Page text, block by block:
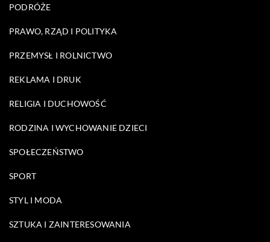
PODRÓŻE
PRAWO, RZĄD I POLITYKA
PRZEMYSŁ I ROLNICTWO
REKLAMA I DRUK
RELIGIA I DUCHOWOŚĆ
RODZINA I WYCHOWANIE DZIECI
SPOŁECZEŃSTWO
SPORT
STYL I MODA
SZTUKA I ZAINTERESOWANIA